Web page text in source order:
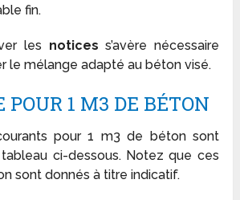
fin.
les noticess’avère nécessaire
le mélange adapté au béton visé.
POUR 1 M3 DE BÉTON
pour 1 m3 de béton sont
ci-dessous. Notez que ces
sont donnés à titre indicatif.